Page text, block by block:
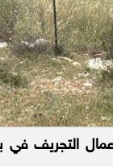
التجريف في